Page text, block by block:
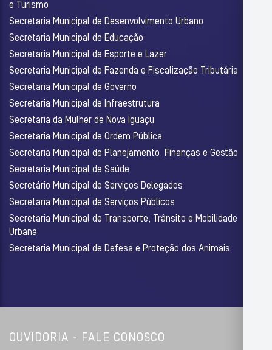
e Turismo
Secretaria Municipal de Desenvolvimento Urbano
Secretaria Municipal de Educação
Secretaria Municipal de Esporte e Lazer
Secretaria Municipal de Fazenda e Fiscalização Tributária
Secretaria Municipal de Governo
Secretaria Municipal de Infraestrutura
Secretaria da Mulher de Nova Iguaçu
Secretaria Municipal de Ordem Pública
Secretaria Municipal de Planejamento, Finanças e Gestão
Secretaria Municipal de Saúde
Secretário Municipal de Serviços Delegados
Secretaria Municipal de Serviços Públicos
Secretaria Municipal de Transporte, Trânsito e Mobilidade
Urbana
Secretaria Municipal de Defesa e Proteção dos Animais
OUVIDORIA - FALE CONOSCO